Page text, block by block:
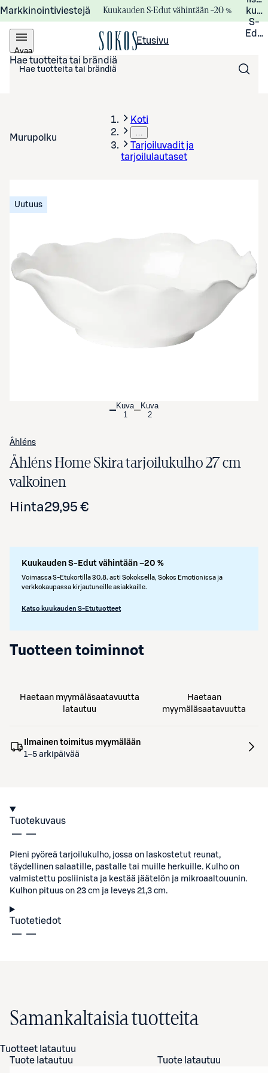
Markkinointiviestejä Kuukauden S-Edut vähintään –20 %
S-
Avaa
valikko
Etusivu
Hae tuotteita tai brändiä
Murupolku
Koti
…
Tarjoiluvadit ja
tarjoilulautaset
Avaa tuotekuva suurennettuna
Uutuus
Kuva
1
Kuva
2
Åhléns
Åhléns Home Skira tarjoilukulho 27 cm
valkoinen
Hinta29,95 €
Kuukauden S-Edut vähintään –20 %
Voimassa S-Etukortilla 30.8. asti Sokoksella, Sokos Emotionissa ja
verkkokaupassa kirjautuneille asiakkaille.
Katso kuukauden S-Etutuotteet
Tuotteen toiminnot
Haetaan myymäläsaatavuutta
latautuu
Haetaan
myymäläsaatavuutta
Ilmainen toimitus myymälään
1–5 arkipäivää
Tuotekuvaus
Pieni pyöreä tarjoilukulho, jossa on laskostetut reunat,
täydellinen salaatille, pastalle tai muille herkuille. Kulho on
valmistettu posliinista ja kestää jäätelön ja mikroaaltouunin.
Kulhon pituus on 23 cm ja leveys 21,3 cm.
Tuotetiedot
Samankaltaisia tuotteita
Tuotteet latautuu
Tuote latautuu
Tuote latautuu